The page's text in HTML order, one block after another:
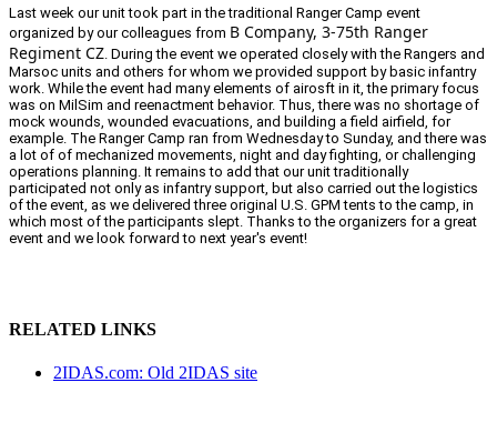
Last week our unit took part in the traditional Ranger Camp event
organized by our colleagues from B Company, 3-75th Ranger
Regiment CZ . During the event we operated closely with the Rangers and
Marsoc units and others for whom we provided support by basic infantry
work. While the event had many elements of airosft in it, the primary focus
was on MilSim and reenactment behavior. Thus, there was no shortage of
mock wounds, wounded evacuations, and building a field airfield, for
example. The Ranger Camp ran from Wednesday to Sunday, and there was
a lot of of mechanized movements, night and day fighting, or challenging
operations planning. It remains to add that our unit traditionally
participated not only as infantry support, but also carried out the logistics
of the event, as we delivered three original U.S. GPM tents to the camp, in
which most of the participants slept. Thanks to the organizers for a great
event and we look forward to next year's event!
RELATED LINKS
2IDAS.com: Old 2IDAS site